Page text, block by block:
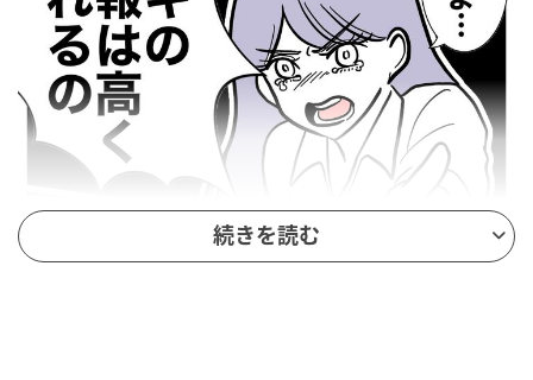
続きを読む